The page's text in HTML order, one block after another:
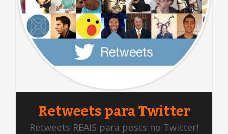
Retweets para Twitter
Retweets REAIS para posts no Twitter!